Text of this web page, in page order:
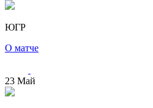
ЮГР
О матче
23 Май